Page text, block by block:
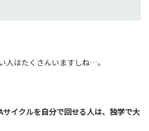
人はたくさんいますしね…。
サイクルを自分で回せる人は、独学で大